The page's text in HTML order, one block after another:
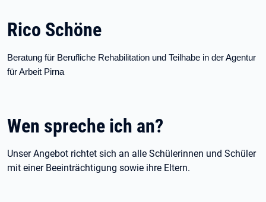
Rico Schöne
Beratung für Berufliche Rehabilitation und Teilhabe in der Agentur
für Arbeit Pirna
Wen spreche ich an?
Unser Angebot richtet sich an alle Schülerinnen und Schüler
mit einer Beeinträchtigung sowie ihre Eltern.